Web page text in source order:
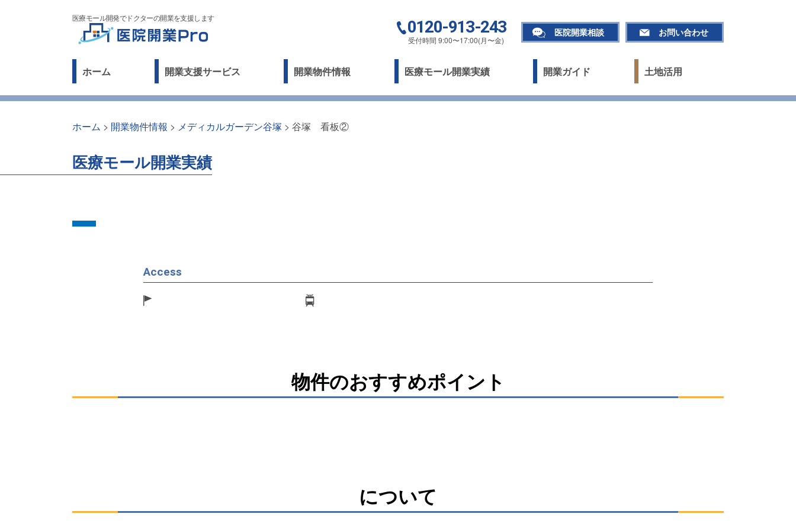
医療モール開発でドクターの開業を支援します 0120-913-243
受付時間 9:00〜17:00(月〜金)
医院開業相談 お問い合わせ
ホーム 開業支援サービス 開業物件情報 医療モール開業実績 開業ガイド 土地活用
ホーム > 開業物件情報 > メディカルガーデン谷塚 > 谷塚 看板②
医療モール開業実績
Access
物件のおすすめポイント
について